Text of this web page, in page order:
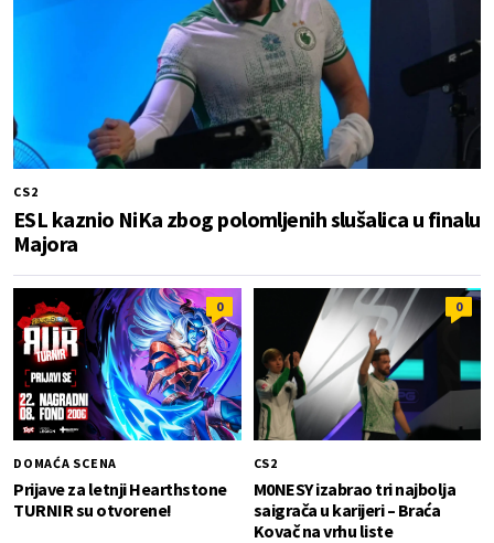
CS2
ESL kaznio NiKa zbog polomljenih slušalica u finalu
Majora
0
DOMAĆA SCENA
Prijave za letnji Hearthstone
TURNIR su otvorene!
0
CS2
M0NESY izabrao tri najbolja
saigrača u karijeri – Braća
Kovač na vrhu liste